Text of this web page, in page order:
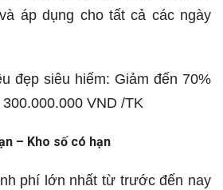
áp dụng cho tất cả các ngày
đẹp siêu hiếm: Giảm đến 70%
VND /TK
– Kho số có hạn
phí lớn nhất từ trước đến nay